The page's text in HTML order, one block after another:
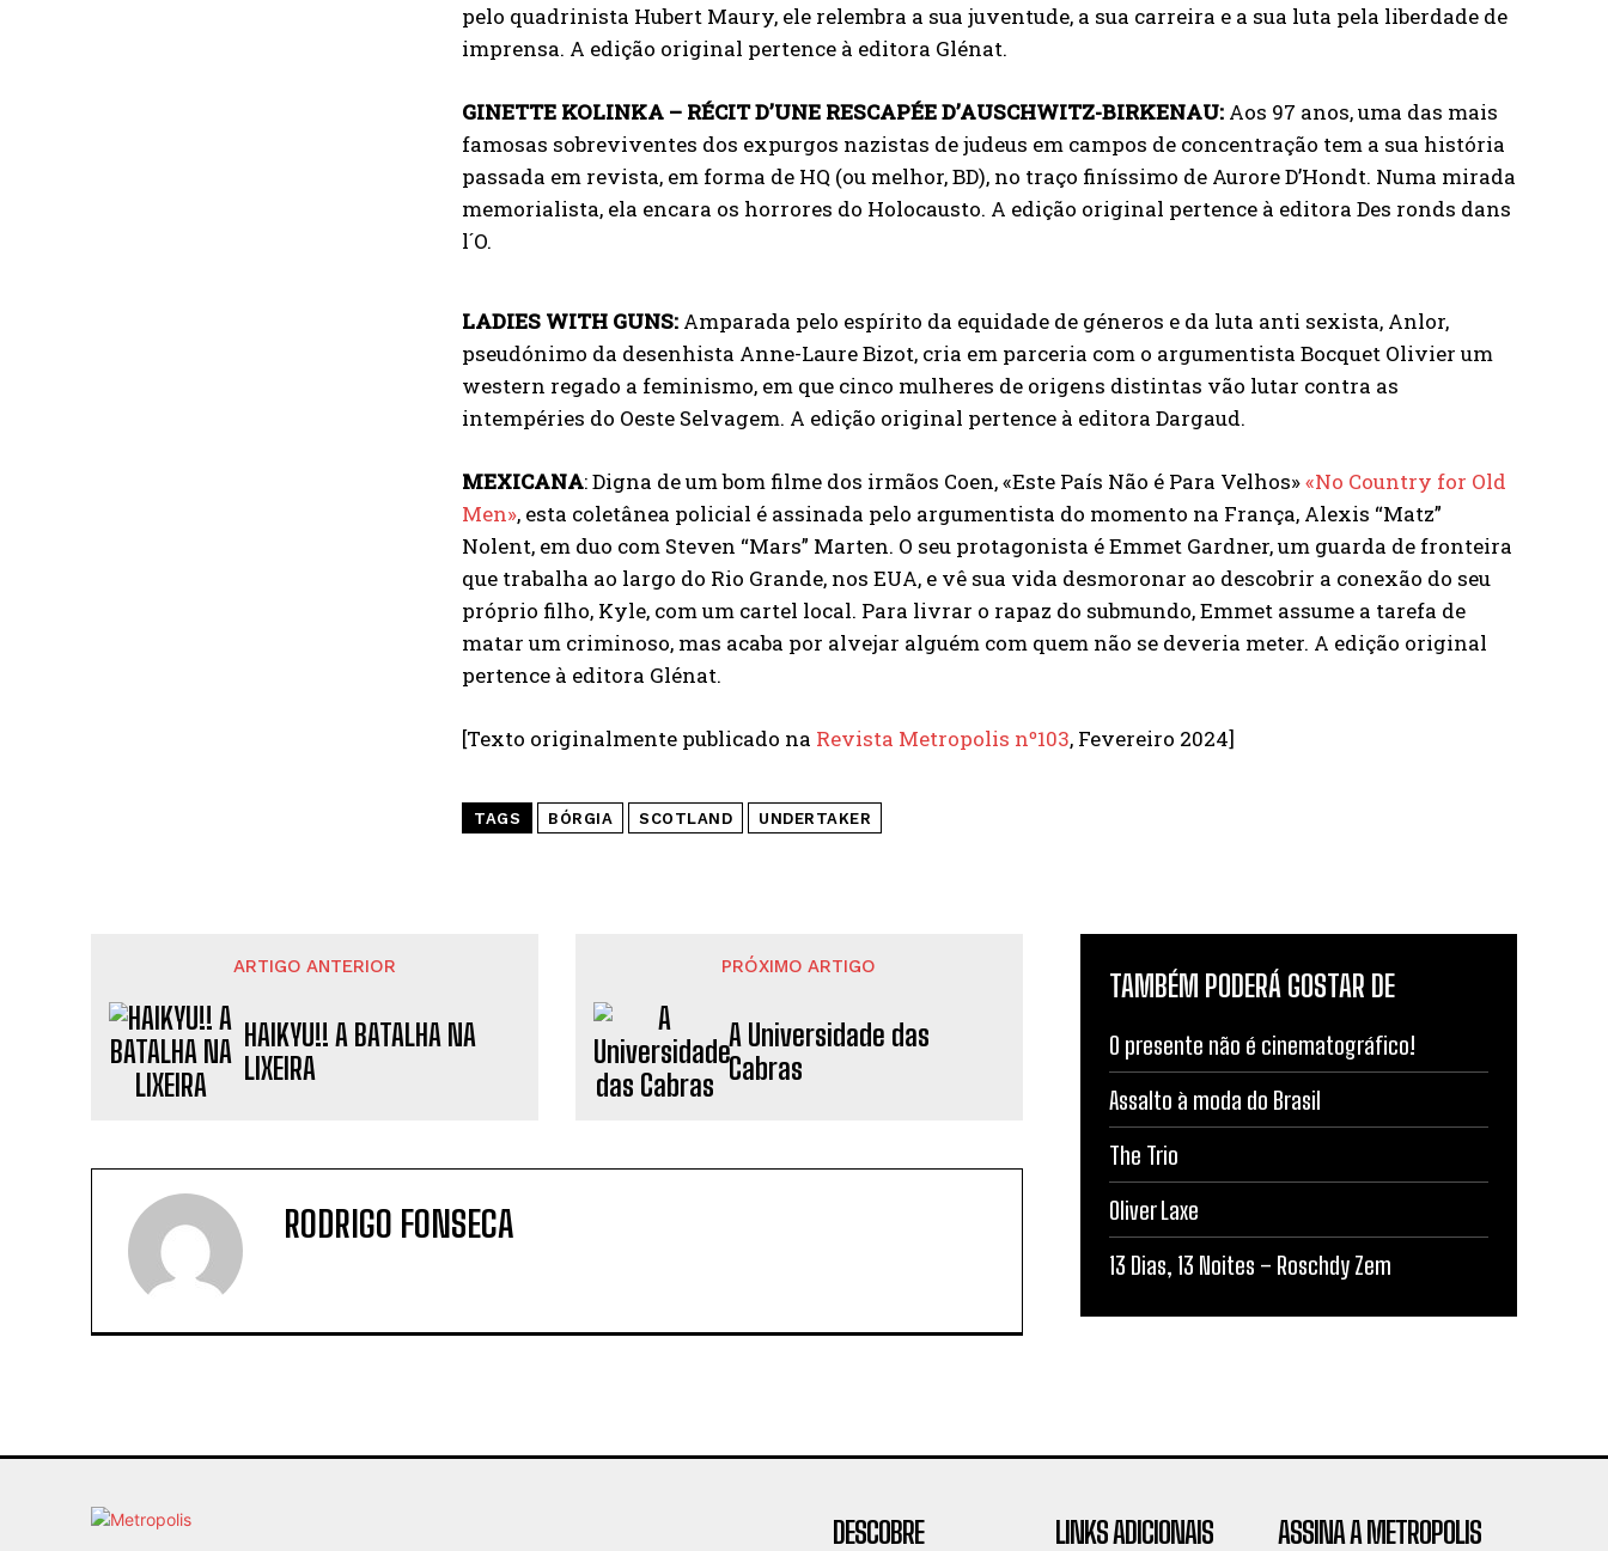
pelo quadrinista Hubert Maury, ele relembra a sua juventude, a sua carreira e a sua luta pela liberdade de
imprensa. A edição original pertence à editora Glénat.
GINETTE KOLINKA – RÉCIT D’UNE RESCAPÉE D’AUSCHWITZ-BIRKENAU: Aos 97 anos, uma das mais
famosas sobreviventes dos expurgos nazistas de judeus em campos de concentração tem a sua história
passada em revista, em forma de HQ (ou melhor, BD), no traço finíssimo de Aurore D’Hondt. Numa mirada
memorialista, ela encara os horrores do Holocausto. A edição original pertence à editora Des ronds dans
l´O.
LADIES WITH GUNS: Amparada pelo espírito da equidade de géneros e da luta anti sexista, Anlor,
pseudónimo da desenhista Anne-Laure Bizot, cria em parceria com o argumentista Bocquet Olivier um
western regado a feminismo, em que cinco mulheres de origens distintas vão lutar contra as
intempéries do Oeste Selvagem. A edição original pertence à editora Dargaud.
MEXICANA: Digna de um bom filme dos irmãos Coen,«Este País Não é Para Velhos»«No Country for Old
Men», esta coletânea policial é assinada pelo argumentista do momento na França, Alexis “Matz”
Nolent, em duo com Steven “Mars” Marten. O seu protagonista é Emmet Gardner, um guarda de fronteira
que trabalha ao largo do Rio Grande, nos EUA, e vê sua vida desmoronar ao descobrir a conexão do seu
próprio filho, Kyle, com um cartel local. Para livrar o rapaz do submundo, Emmet assume a tarefa de
matar um criminoso, mas acaba por alvejar alguém com quem não se deveria meter. A edição original
pertence à editora Glénat.
[Texto originalmente publicado na Revista Metropolis nº103, Fevereiro 2024]
TAGS BÓRGIA SCOTLAND UNDERTAKER
ARTIGO ANTERIOR
HAIKYU!! A BATALHA NA
LIXEIRA
PRÓXIMO ARTIGO
A Universidade das
Cabras
RODRIGO FONSECA
TAMBÉM PODERÁ GOSTAR DE
O presente não é cinematográfico!
Assalto à moda do Brasil
The Trio
Oliver Laxe
13 Dias, 13 Noites – Roschdy Zem
DESCOBRE LINKS ADICIONAIS ASSINA A METROPOLIS